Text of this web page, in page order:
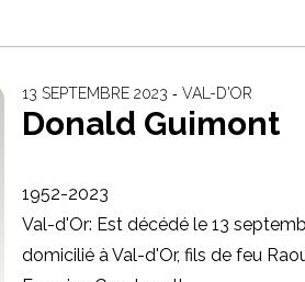
13 SEPTEMBRE 2023 ‐ VAL-D'OR
Donald Guimont
1952-2023
Val-d'Or: Est décédé le 13
domicilié à Val-d'Or, fils de feu